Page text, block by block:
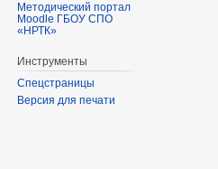
Методический портал
Moodle ГБОУ СПО
«НРТК»
Инструменты
Спецстраницы
Версия для печати